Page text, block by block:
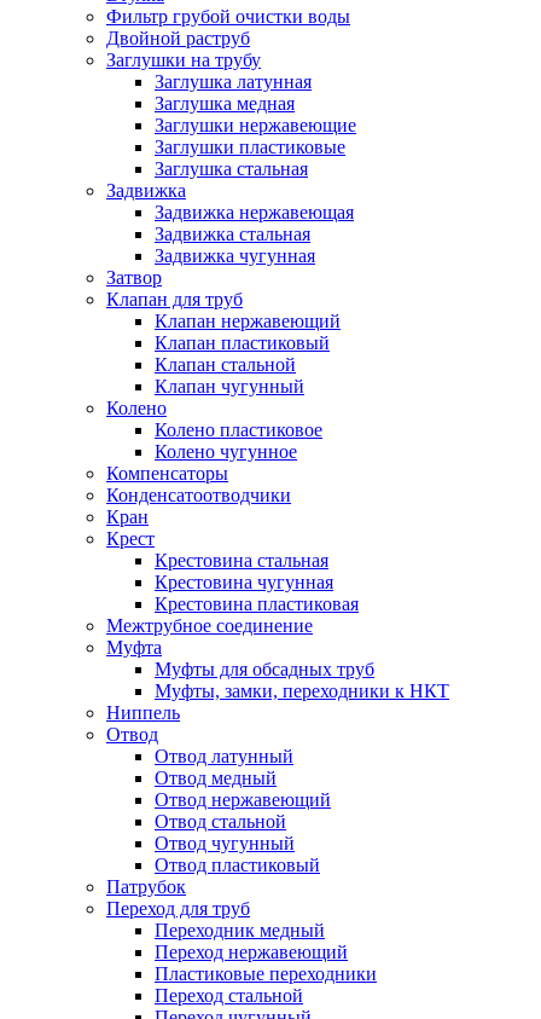
Фильтр грубой очистки воды
Двойной раструб
Заглушки на трубу
Заглушка латунная
Заглушка медная
Заглушки нержавеющие
Заглушки пластиковые
Заглушка стальная
Задвижка
Задвижка нержавеющая
Задвижка стальная
Задвижка чугунная
Затвор
Клапан для труб
Клапан нержавеющий
Клапан пластиковый
Клапан стальной
Клапан чугунный
Колено
Колено пластиковое
Колено чугунное
Компенсаторы
Конденсатоотводчики
Кран
Крест
Крестовина стальная
Крестовина чугунная
Крестовина пластиковая
Межтрубное соединение
Муфта
Муфты для обсадных труб
Муфты, замки, переходники к НКТ
Ниппель
Отвод
Отвод латунный
Отвод медный
Отвод нержавеющий
Отвод стальной
Отвод чугунный
Отвод пластиковый
Патрубок
Переход для труб
Переходник медный
Переход нержавеющий
Пластиковые переходники
Переход стальной